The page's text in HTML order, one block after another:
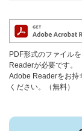
PDF形式のファイル
Readerが必要です。
Adobe Readerをお持
ください。（無料）